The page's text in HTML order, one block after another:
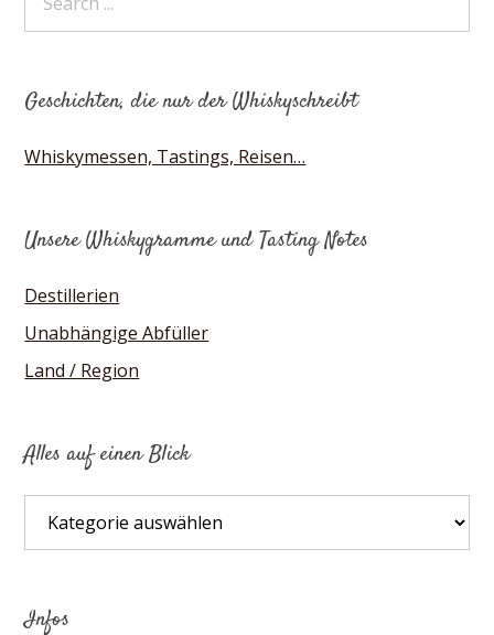
Geschichten, die nur der Whiskyschreibt
Whiskymessen, Tastings, Reisen…
Unsere Whiskygramme und Tasting Notes
Destillerien
Unabhängige Abfüller
Land / Region
Alles auf einen Blick
auf
Infos